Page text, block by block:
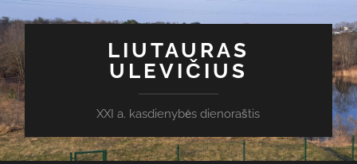
LIUTAURAS
ULEVIČIUS
XXI a. kasdienybės dienoraštis